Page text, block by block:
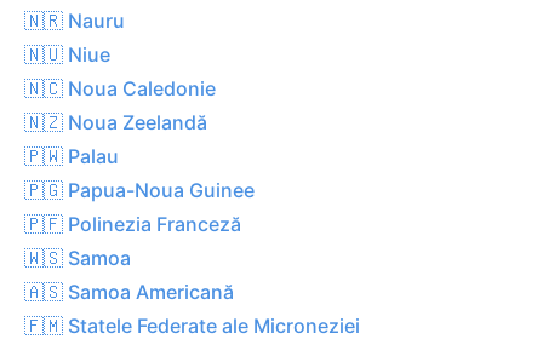
🇳🇷 Nauru
🇳🇺 Niue
🇳🇨 Noua Caledonie
🇳🇿 Noua Zeelandă
🇵🇼 Palau
🇵🇬 Papua-Noua Guinee
🇵🇫 Polinezia Franceză
🇼🇸 Samoa
🇦🇸 Samoa Americană
🇫🇲 Statele Federate ale Microneziei